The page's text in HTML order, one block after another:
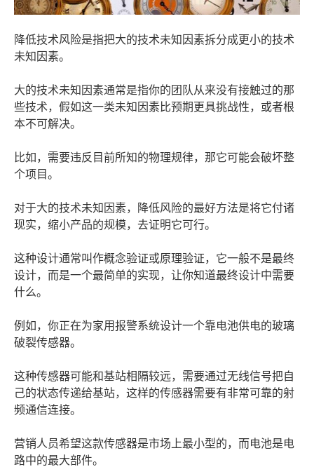
降低技术风险是指把大的技术未知因素拆分成更小的技术
未知因素。
大的技术未知因素通常是指你的团队从来没有接触过的那
些技术，假如这一类未知因素比预期更具挑战性，或者根
本不可解决。
比如，需要违反目前所知的物理规律，那它可能会破坏整
个项目。
对于大的技术未知因素，降低风险的最好方法是将它付诸
现实，缩小产品的规模，去证明它可行。
这种设计通常叫作概念验证或原理验证，它一般不是最终
设计，而是一个最简单的实现，让你知道最终设计中需要
什么。
例如，你正在为家用报警系统设计一个靠电池供电的玻璃
破裂传感器。
这种传感器可能和基站相隔较远，需要通过无线信号把自
己的状态传递给基站，这样的传感器需要有非常可靠的射
频通信连接。
营销人员希望这款传感器是市场上最小型的，而电池是电
路中的最大部件。